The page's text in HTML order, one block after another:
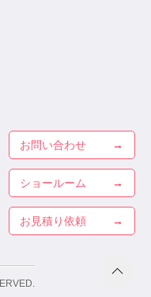
お問い合わせ
ショールーム
お見積り依頼